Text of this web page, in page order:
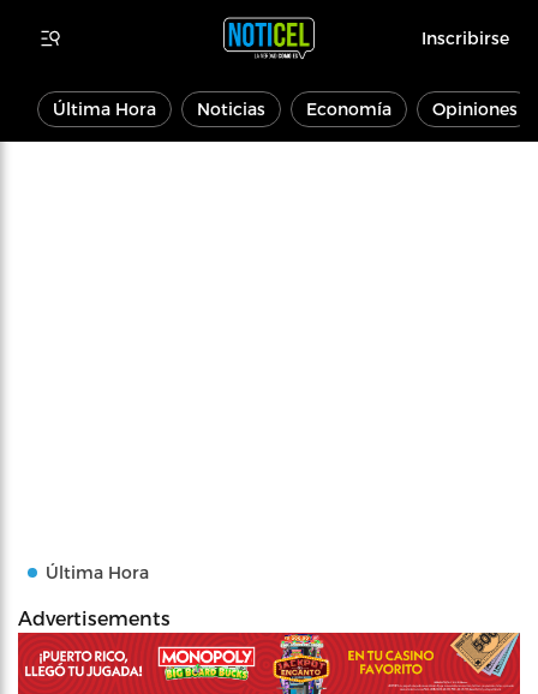
Inscribirse
Última Hora Noticias Economía Opiniones
Última Hora
Advertisements